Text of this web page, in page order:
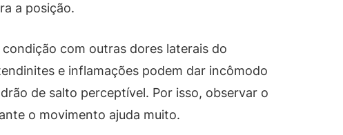
a posição.
com outras dores laterais do
e inflamações podem dar incômodo
de salto perceptível. Por isso, observar o
o movimento ajuda muito.